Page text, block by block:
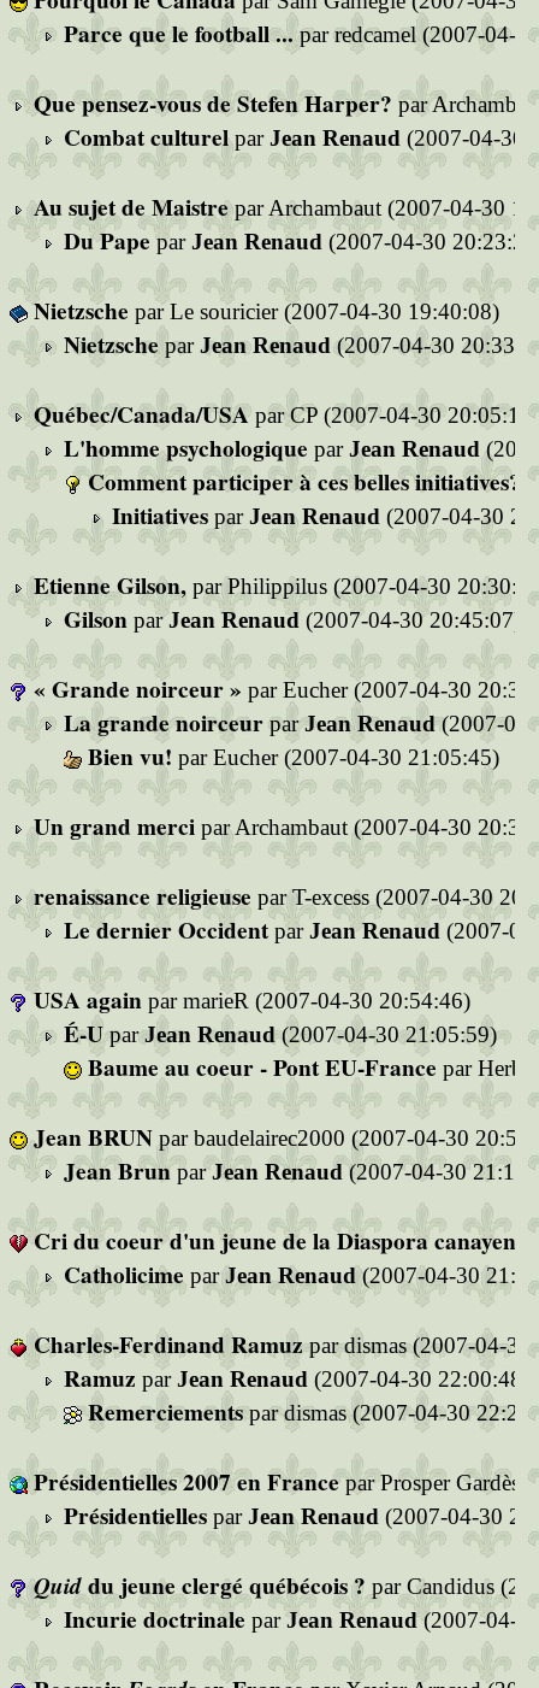
Parce que le football ... par redcamel (2007-04-
Que pensez-vous de Stefen Harper? par
Combat culturelparJean Renaud (2007-04-30
Au sujet de Maistrepar Archambaut (2007-04-30
Du Pape parJean Renaud (2007-04-30
Nietzsche par Le souricier (2007-04-30 19:40:08)
Nietzsche parJean Renaud(2007-04-30
Québec/Canada/USApar CP (2007-04-30 20:05:11)
L'homme psychologique parJean Renaud
Comment participer à ces belles initiatives?
Initiatives parJean Renaud (2007-04-30
Etienne Gilson, par Philippilus (2007-04-30
Gilson parJean Renaud (2007-04-30 20:45:07)
« Grande noirceur » par Eucher (2007-04-30
La grande noirceur parJean Renaud(2007-04-
Bien vu! par Eucher (2007-04-30 21:05:45)
Un grand merci par Archambaut (2007-04-30
renaissance religieuse par T-excess (2007-04-30
Le dernier Occident parJean Renaud (2007-
USA again par marieR (2007-04-30 20:54:46)
É-UparJean Renaud(2007-04-30 21:05:59)
Baume au coeur - Pont EU-France par
Jean BRUN par baudelairec2000 (2007-04-30
Jean BrunparJean Renaud(2007-04-30
Cri du coeur d'un jeune de la Diaspora canayenne
Catholicime parJean Renaud (2007-04-30
Charles-Ferdinand Ramuzpar dismas (2007-04-30
Ramuz parJean Renaud (2007-04-30 22:00:48)
Remerciementspar dismas (2007-04-30
Présidentielles 2007 en Francepar Prosper Gardès
Présidentielles parJean Renaud (2007-04-30
Quiddu jeune clergé québécois ? par Candidus
Incurie doctrinale parJean Renaud(2007-04-